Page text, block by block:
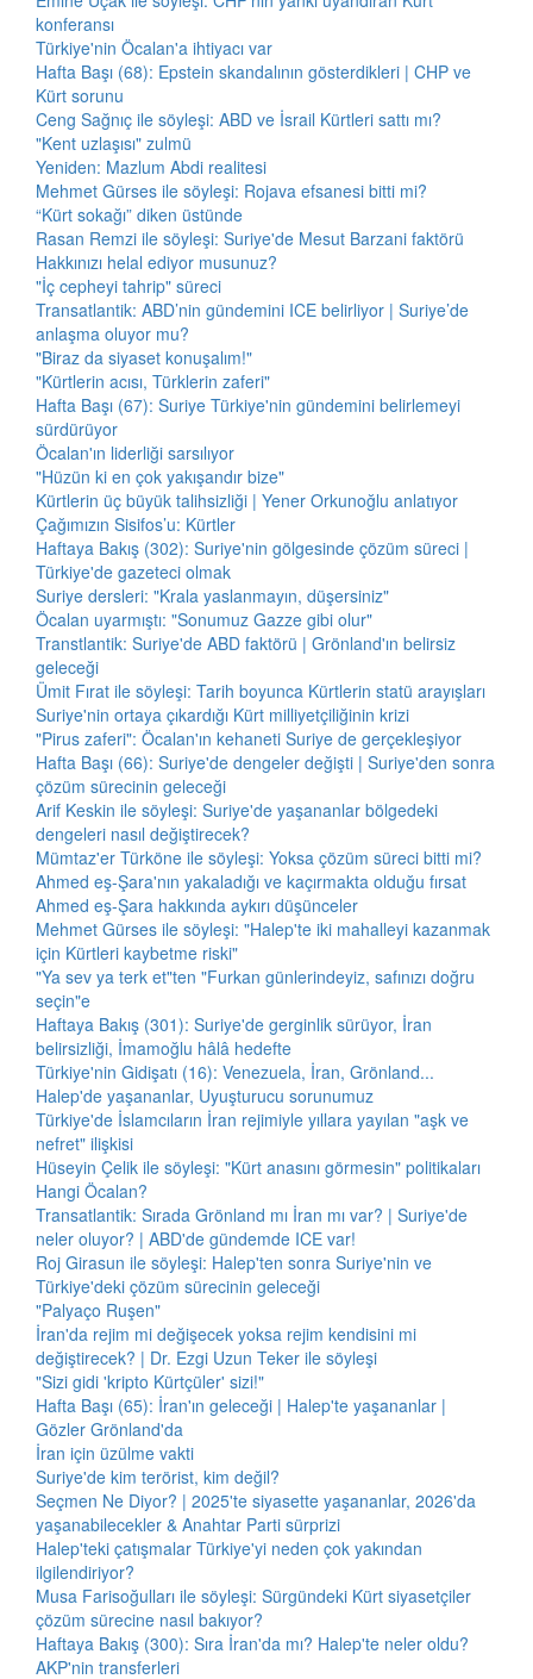
konferansı
Türkiye'nin Öcalan'a ihtiyacı var
Hafta Başı (68): Epstein skandalının gösterdikleri | CHP ve
Kürt sorunu
Ceng Sağnıç ile söyleşi: ABD ve İsrail Kürtleri sattı mı?
"Kent uzlaşısı" zulmü
Yeniden: Mazlum Abdi realitesi
Mehmet Gürses ile söyleşi: Rojava efsanesi bitti mi?
“Kürt sokağı” diken üstünde
Rasan Remzi ile söyleşi: Suriye'de Mesut Barzani faktörü
Hakkınızı helal ediyor musunuz?
"İç cepheyi tahrip" süreci
Transatlantik: ABD’nin gündemini ICE belirliyor | Suriye’de
anlaşma oluyor mu?
"Biraz da siyaset konuşalım!"
"Kürtlerin acısı, Türklerin zaferi"
Hafta Başı (67): Suriye Türkiye'nin gündemini belirlemeyi
sürdürüyor
Öcalan'ın liderliği sarsılıyor
"Hüzün ki en çok yakışandır bize"
Kürtlerin üç büyük talihsizliği | Yener Orkunoğlu anlatıyor
Çağımızın Sisifos’u: Kürtler
Haftaya Bakış (302): Suriye'nin gölgesinde çözüm süreci |
Türkiye'de gazeteci olmak
Suriye dersleri: "Krala yaslanmayın, düşersiniz"
Öcalan uyarmıştı: "Sonumuz Gazze gibi olur"
Transtlantik: Suriye'de ABD faktörü | Grönland'ın belirsiz
geleceği
Ümit Fırat ile söyleşi: Tarih boyunca Kürtlerin statü arayışları
Suriye'nin ortaya çıkardığı Kürt milliyetçiliğinin krizi
"Pirus zaferi": Öcalan'ın kehaneti Suriye de gerçekleşiyor
Hafta Başı (66): Suriye'de dengeler değişti | Suriye'den sonra
çözüm sürecinin geleceği
Arif Keskin ile söyleşi: Suriye'de yaşananlar bölgedeki
dengeleri nasıl değiştirecek?
Mümtaz'er Türköne ile söyleşi: Yoksa çözüm süreci bitti mi?
Ahmed eş-Şara'nın yakaladığı ve kaçırmakta olduğu fırsat
Ahmed eş-Şara hakkında aykırı düşünceler
Mehmet Gürses ile söyleşi: "Halep'te iki mahalleyi kazanmak
için Kürtleri kaybetme riski"
"Ya sev ya terk et"ten "Furkan günlerindeyiz, safınızı doğru
seçin"e
Haftaya Bakış (301): Suriye'de gerginlik sürüyor, İran
belirsizliği, İmamoğlu hâlâ hedefte
Türkiye'nin Gidişatı (16): Venezuela, İran, Grönland...
Halep'de yaşananlar, Uyuşturucu sorunumuz
Türkiye'de İslamcıların İran rejimiyle yıllara yayılan "aşk ve
nefret" ilişkisi
Hüseyin Çelik ile söyleşi: "Kürt anasını görmesin" politikaları
Hangi Öcalan?
Transatlantik: Sırada Grönland mı İran mı var? | Suriye'de
neler oluyor? | ABD'de gündemde ICE var!
Roj Girasun ile söyleşi: Halep'ten sonra Suriye'nin ve
Türkiye'deki çözüm sürecinin geleceği
"Palyaço Ruşen"
İran'da rejim mi değişecek yoksa rejim kendisini mi
değiştirecek? | Dr. Ezgi Uzun Teker ile söyleşi
"Sizi gidi 'kripto Kürtçüler' sizi!"
Hafta Başı (65): İran'ın geleceği | Halep'te yaşananlar |
Gözler Grönland'da
İran için üzülme vakti
Suriye'de kim terörist, kim değil?
Seçmen Ne Diyor? | 2025'te siyasette yaşananlar, 2026'da
yaşanabilecekler & Anahtar Parti sürprizi
Halep'teki çatışmalar Türkiye'yi neden çok yakından
ilgilendiriyor?
Musa Farisoğulları ile söyleşi: Sürgündeki Kürt siyasetçiler
çözüm sürecine nasıl bakıyor?
Haftaya Bakış (300): Sıra İran'da mı? Halep'te neler oldu?
AKP'nin transferleri